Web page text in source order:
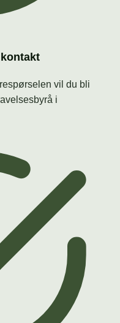
vil du bli
i